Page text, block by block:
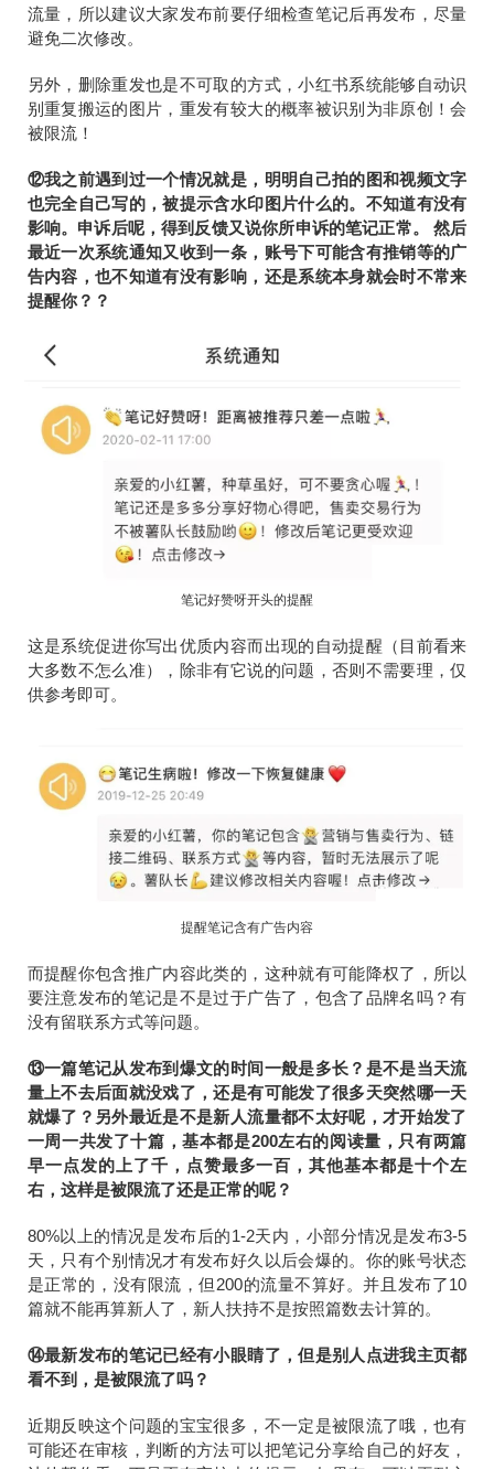
流量，所以建议大家发布前要仔细检查笔记后再发布，尽量
避免二次修改。
另外，删除重发也是不可取的方式，小红书系统能够自动识
别重复搬运的图片，重发有较大的概率被识别为非原创！会
被限流！
⑫我之前遇到过一个情况就是，明明自己拍的图和视频文字
也完全自己写的，被提示含水印图片什么的。不知道有没有
影响。申诉后呢，得到反馈又说你所申诉的笔记正常。 然后
最近一次系统通知又收到一条，账号下可能含有推销等的广
告内容，也不知道有没有影响，还是系统本身就会时不常来
提醒你？？
笔记好赞呀开头的提醒
这是系统促进你写出优质内容而出现的自动提醒（目前看来
大多数不怎么准），除非有它说的问题，否则不需要理，仅
供参考即可。
提醒笔记含有广告内容
而提醒你包含推广内容此类的，这种就有可能降权了，所以
要注意发布的笔记是不是过于广告了，包含了品牌名吗？有
没有留联系方式等问题。
⑬一篇笔记从发布到爆文的时间一般是多长？是不是当天流
量上不去后面就没戏了，还是有可能发了很多天突然哪一天
就爆了？另外最近是不是新人流量都不太好呢，才开始发了
一周一共发了十篇，基本都是200左右的阅读量，只有两篇
早一点发的上了千，点赞最多一百，其他基本都是十个左
右，这样是被限流了还是正常的呢？
80%以上的情况是发布后的1-2天内，小部分情况是发布3-5
天，只有个别情况才有发布好久以后会爆的。你的账号状态
是正常的，没有限流，但200的流量不算好。并且发布了10
篇就不能再算新人了，新人扶持不是按照篇数去计算的。
⑭最新发布的笔记已经有小眼睛了，但是别人点进我主页都
看不到，是被限流了吗？
近期反映这个问题的宝宝很多，不一定是被限流了哦，也有
可能还在审核，判断的方法可以把笔记分享给自己的好友，